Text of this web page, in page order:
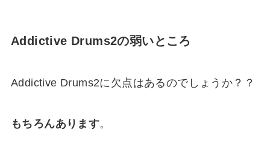
Addictive Drums2の弱いところ
Addictive Drums2に欠点はあるのでしょうか？？
もちろんあります。